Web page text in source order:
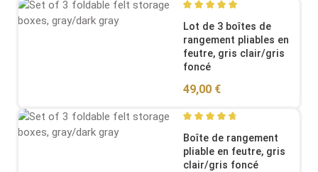
Average rating of 5 out of
Lot de 3 boîtes de
rangement pliables en
feutre, gris clair/gris
foncé
Regular price:
49,00 €
Average rating of 4.86 out
Boîte de rangement
pliable en feutre, gris
clair/gris foncé